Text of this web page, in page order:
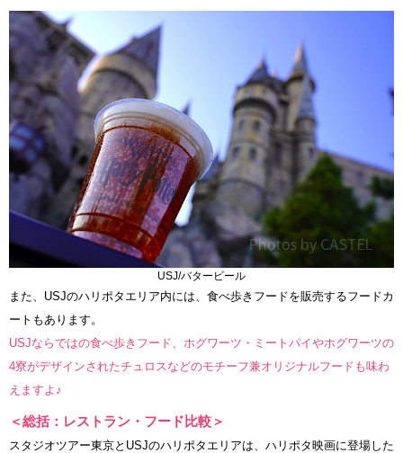
USJ/バタービール
また、USJのハリポタエリア内には、食べ歩きフードを販売するフードカ
ートもあります。
USJならではの食べ歩きフード、ホグワーツ・ミートパイやホグワーツの
4寮がデザインされたチュロスなどのモチーフ兼オリジナルフードも味わ
えますよ♪
＜総括：レストラン・フード比較＞
スタジオツアー東京とUSJのハリポタエリアは、ハリポタ映画に登場した